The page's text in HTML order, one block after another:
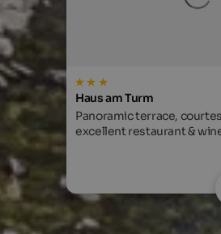
from 80 €
hotel.
Naturhotel Rainer
The idyllic Jaufental
starting point for